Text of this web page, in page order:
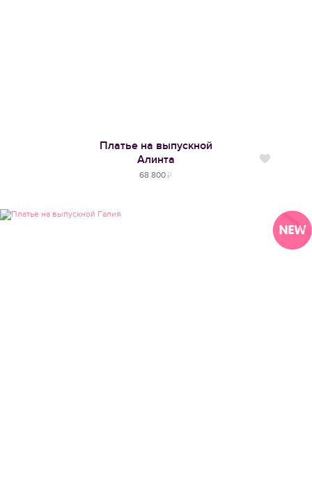
Платье на выпускной
Алинта
68 800